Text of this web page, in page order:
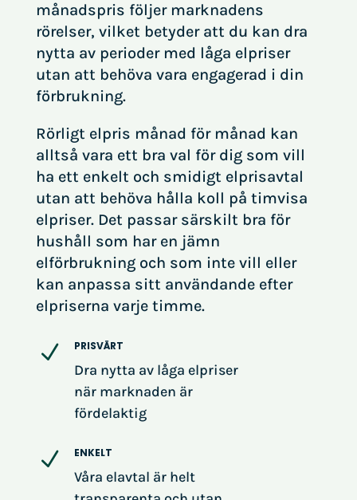
månadspris följer marknadens
rörelser, vilket betyder att du kan dra
nytta av perioder med låga elpriser
utan att behöva vara engagerad i din
förbrukning.
Rörligt elpris månad för månad kan
alltså vara ett bra val för dig som vill
ha ett enkelt och smidigt elprisavtal
utan att behöva hålla koll på timvisa
elpriser. Det passar särskilt bra för
hushåll som har en jämn
elförbrukning och som inte vill eller
kan anpassa sitt användande efter
elpriserna varje timme.
N PRISVÄRT
Dra nytta av låga elpriser
när marknaden är
fördelaktig
N ENKELT
Våra elavtal är helt